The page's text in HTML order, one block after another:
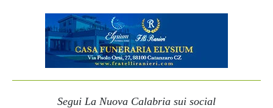
Segui La Nuova Calabria sui social